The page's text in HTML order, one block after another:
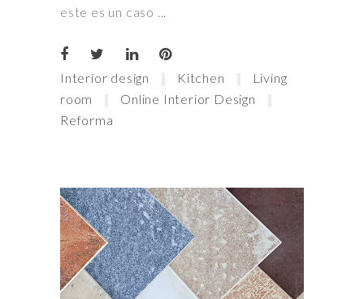
este es un caso
Interior design Kitchen
Living
room
Online Interior Design
Reforma